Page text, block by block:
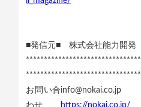
■発信元■ 株式会社能力開
お問い合
わせ
info@nokai.co.jp
https://nokai.co.jp/